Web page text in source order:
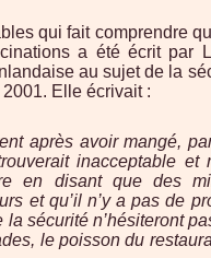
qui fait comprendre
a été écrit par
au sujet de la
2001. Elle écrivait :
après avoir mangé,
inacceptable et
en disant que des
et qu’il n’y a pas de
sécurité n’hésiteront
le poisson du